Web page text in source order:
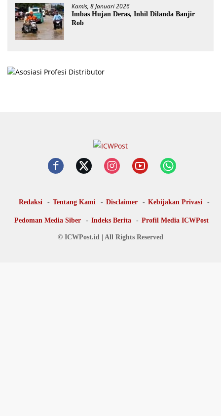
Kamis, 8 Januari 2026
Imbas Hujan Deras, Inhil Dilanda Banjir
Rob
Redaksi Tentang Kami Disclaimer Kebijakan Privasi
Pedoman Media Siber Indeks Berita Profil Media ICWPost
© ICWPost.id | All Rights Reserved